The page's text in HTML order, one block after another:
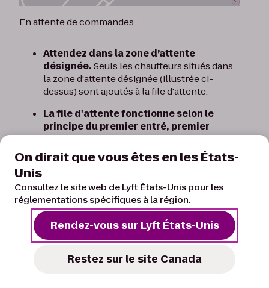
En attente de commandes :
Attendez dans la zone d’attente
désignée.Seuls les chauffeurs situés dans
la zone d'attente désignée (illustrée ci-
dessus) sont ajoutés à la file d'attente.
La file d'attente fonctionne selon le
principe du premier entré, premier
sorti.Le chauffeur qui a attendu le plus
longtemps dans la zone d'attente, en mode
Chauffeur, obtiendra la prochaine
dans la zone d'attente n'influence pas votre
rang dans la file d'attente, mais si vous quittez
la zone d'attente ou si vous vous
déconnectez du mode Chauffeur, vous
perdrez votre place.
Si la zone d'attente est pleine, vous
On dirait que vous êtes en les États-
Unis
Consultez le site web de Lyft États-Unis pour les
réglementations spécifiques à la région.
Rendez-vous sur Lyft États-Unis
Restez sur le site Canada